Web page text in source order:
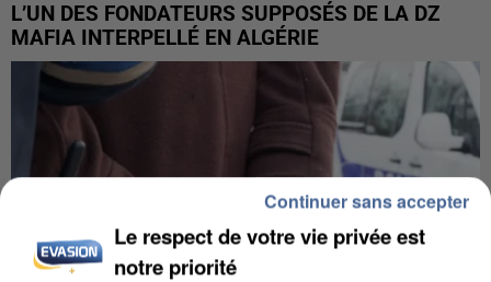
L’UN DES FONDATEURS SUPPOSÉS DE LA DZ
MAFIA INTERPELLÉ EN ALGÉRIE
Le respect de votre vie privée est
notre priorité
Continuer sans accepter